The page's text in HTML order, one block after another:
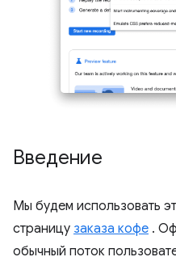
Введение
Мы будем использовать
страницу заказа кофе .
обычный поток